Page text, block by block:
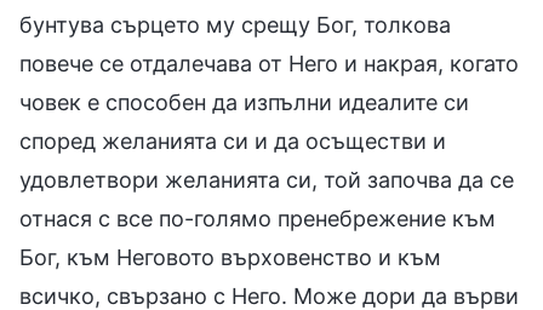
бунтува сърцето му срещу Бог, толкова
повече се отдалечава от Него и накрая, когато
човек е способен да изпълни идеалите си
според желанията си и да осъществи и
удовлетвори желанията си, той започва да се
отнася с все по-голямо пренебрежение към
Бог, към Неговото върховенство и към
всичко, свързано с Него. Може дори да върви